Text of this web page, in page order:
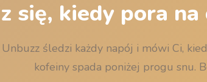
się, kiedy pora
Unbuzz śledzi każdy napój i mówi Ci,
kofeiny spada poniżej progu snu.